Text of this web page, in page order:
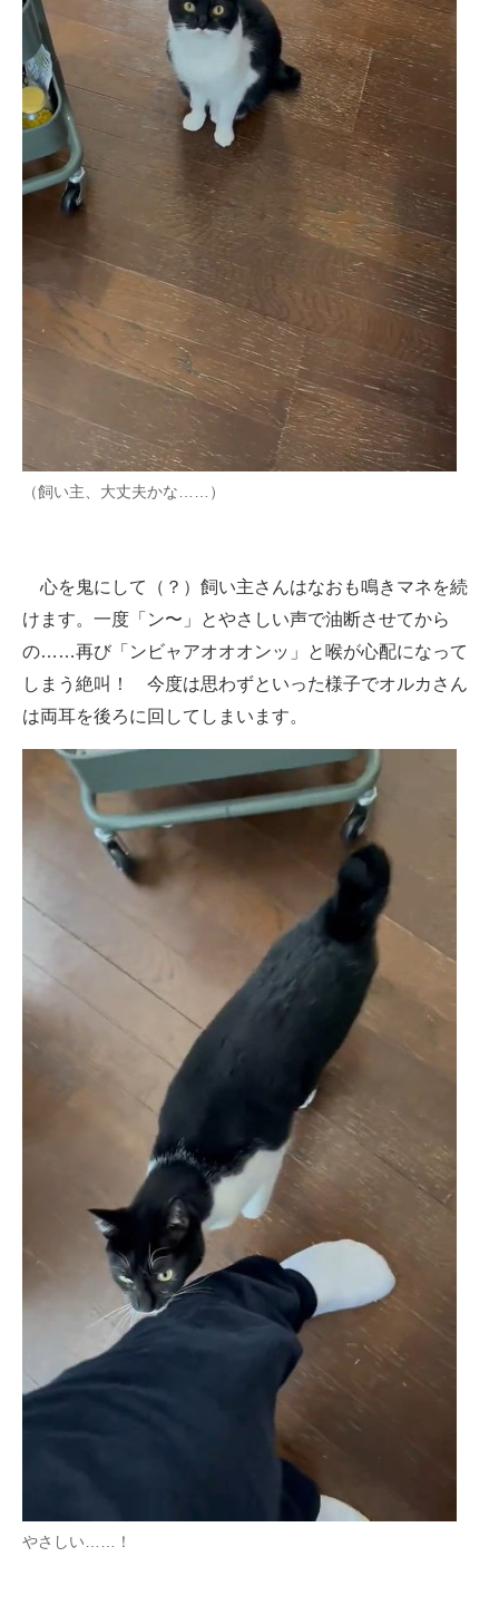
（飼い主、大丈夫かな……）
心を鬼にして（？）飼い主さんはなおも鳴きマネを続
けます。一度「ン〜」とやさしい声で油断させてから
の……再び「ンビャアオオオンッ」と喉が心配になって
しまう絶叫！ 今度は思わずといった様子でオルカさん
は両耳を後ろに回してしまいます。
やさしい……！